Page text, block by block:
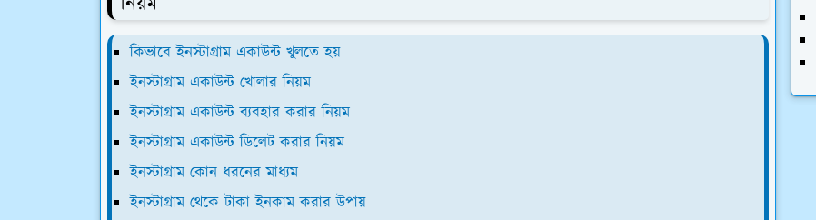
কিভাবে ইনস্টাগ্রাম একাউন্ট খুলতে হয়
ইনস্টাগ্রাম একাউন্ট খোলার নিয়ম
ইনস্টাগ্রাম একাউন্ট ব্যবহার করার নিয়ম
ইনস্টাগ্রাম একাউন্ট ডিলেট করার নিয়ম
ইনস্টাগ্রাম কোন ধরনের মাধ্যম
ইনস্টাগ্রাম থেকে টাকা ইনকাম করার উপায়